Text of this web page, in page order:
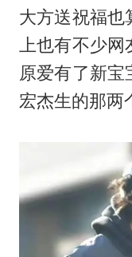
大方送祝福也
上也有不少
原爱有了新
宏杰生的那两